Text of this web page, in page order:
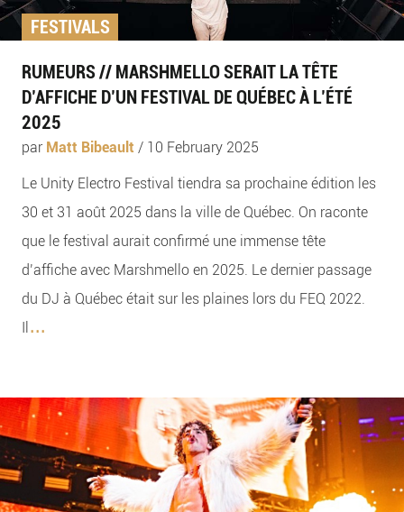
FESTIVALS
RUMEURS // MARSHMELLO SERAIT LA TÊTE
D’AFFICHE D’UN FESTIVAL DE QUÉBEC À L’ÉTÉ
2025
par Matt Bibeault / 10 February 2025
Le Unity Electro Festival tiendra sa prochaine édition les
30 et 31 août 2025 dans la ville de Québec. On raconte
que le festival aurait confirmé une immense tête
d’affiche avec Marshmello en 2025. Le dernier passage
du DJ à Québec était sur les plaines lors du FEQ 2022.
...